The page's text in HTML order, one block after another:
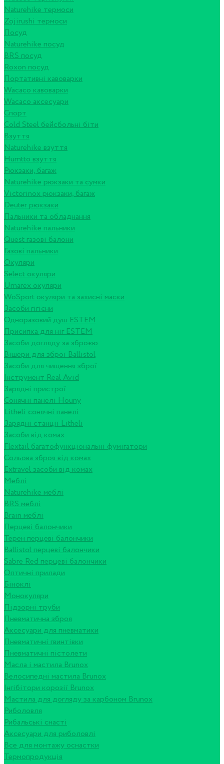
Naturehike термоси
Zojirushi термоси
Посуд
Naturehike посуд
BRS посуд
Roxon посуд
Портативні кавоварки
Wacaco кавоварки
Wacaco аксесуари
Спорт
Cold Steel бейсбольні біти
Взуття
Naturehike взуття
Humtto взуття
Рюкзаки, багаж
Naturehike рюкзаки та сумки
Victorinox рюкзаки, багаж
Deuter рюкзаки
Пальники та обладнання
Naturehike пальники
Quest газові балони
Газові пальники
Окуляри
Select окуляри
Umarex окуляри
WoSport окуляри та захисні маски
Засоби гігієни
Одноразовий душ ESTEM
Присипка для ніг ESTEM
Засоби догляду за зброєю
Вішери для зброї Ballistol
Засоби для чищення зброї
Інструмент Real Avid
Зарядні пристрої
Сонячні панелі Houny
Litheli сонячні панелі
Зарядні станції Litheli
Засоби від комах
Flextail багатофункціональні фумігатори
Сольова зброя від комах
Extravel засоби від комах
Меблі
Naturehike меблі
BRS меблі
Brain меблі
Перцеві балончики
Терен перцеві балончики
Ballistol перцеві балончики
Sabre Red перцеві балончики
Оптичні прилади
Біноклі
Монокуляри
Підзорні труби
Пневматична зброя
Аксесуари для пневматики
Пневматичні гвинтівки
Пневматичні пістолети
Масла і мастила Brunox
Велосипедні мастила Brunox
Інгібітори корозії Brunox
Мастила для догляду за карбоном Brunox
Риболовля
Рибальські снасті
Аксесуари для риболовлі
Все для монтажу оснастки
Термопродукція